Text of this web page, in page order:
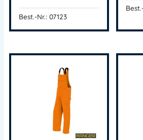
Best.-Nr.: 07123